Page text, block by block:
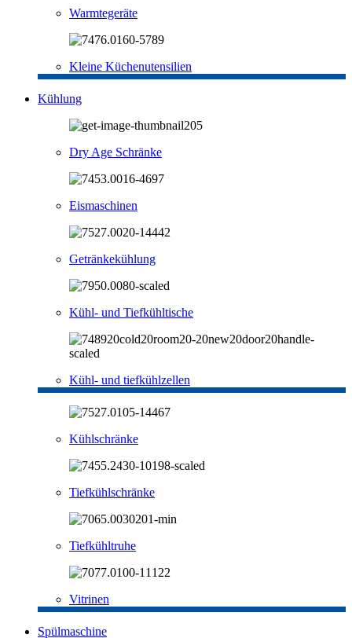
Warmtegeräte
Kleine Küchenutensilien
Kühlung
Dry Age Schränke
Eismaschinen
Getränkekühlung
Kühl- und Tiefkühltische
Kühl- und tiefkühlzellen
Kühlschränke
Tiefkühlschränke
Tiefkühltruhe
Vitrinen
Spülmaschine